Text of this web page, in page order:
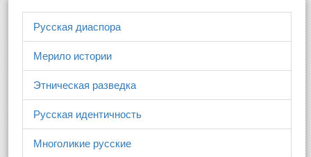
Русская диаспора
Мерило истории
Этническая разведка
Русская идентичность
Многоликие русские